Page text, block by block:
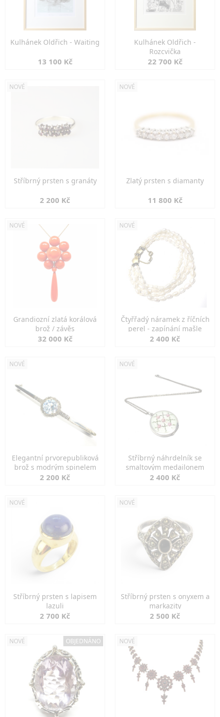
Kulhánek Oldřich - Waiting
13 100 Kč
Kulhánek Oldřich -
Rozcvička
22 700 Kč
NOVÉ
Stříbrný prsten s granáty
2 200 Kč
NOVÉ
Zlatý prsten s diamanty
11 800 Kč
NOVÉ
Grandiozní zlatá korálová
brož / závěs
32 000 Kč
NOVÉ
Čtyřřadý náramek z říčních
perel - zapínání mašle
2 400 Kč
NOVÉ
Elegantní prvorepubliková
brož s modrým spinelem
2 200 Kč
NOVÉ
Stříbrný náhrdelník se
smaltovým medailonem
2 400 Kč
NOVÉ
Stříbrný prsten s lapisem
lazuli
2 700 Kč
NOVÉ
Stříbrný prsten s onyxem a
markazity
2 500 Kč
NOVÉ OBJEDNÁNO NOVÉ